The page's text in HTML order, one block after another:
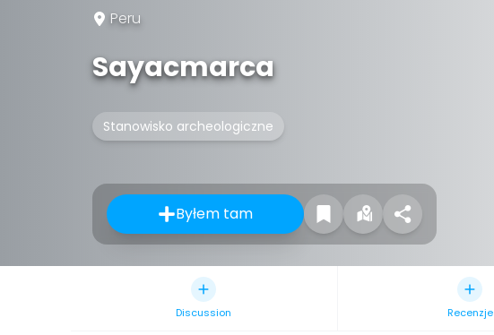
Peru
Sayacmarca
Stanowisko archeologiczne
Byłem tam
Discussion Recenzje